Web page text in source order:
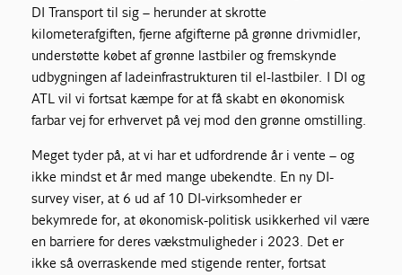
DI Transport til sig – herunder at skrotte
kilometerafgiften, fjerne afgifterne på grønne drivmidler,
understøtte købet af grønne lastbiler og fremskynde
udbygningen af ladeinfrastrukturen til el-lastbiler. I DI og
ATL vil vi fortsat kæmpe for at få skabt en økonomisk
farbar vej for erhvervet på vej mod den grønne omstilling.
Meget tyder på, at vi har et udfordrende år i vente – og
ikke mindst et år med mange ubekendte. En ny DI-
survey viser, at 6 ud af 10 DI-virksomheder er
bekymrede for, at økonomisk-politisk usikkerhed vil være
en barriere for deres vækstmuligheder i 2023. Det er
ikke så overraskende med stigende renter, fortsat